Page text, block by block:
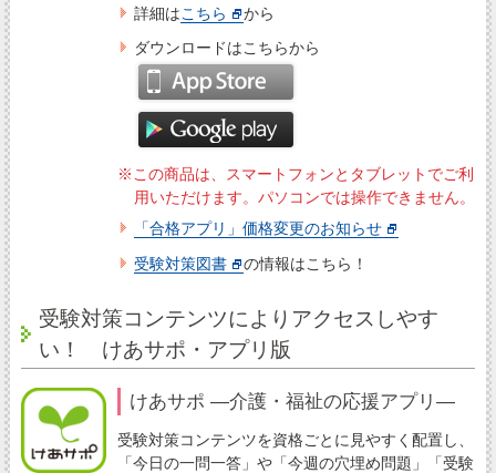
詳細はこちら
から
ダウンロードはこちらから
※この商品は、スマートフォンとタブレットでご利
用いただけます。パソコンでは操作できません。
「合格アプリ」価格変更のお知らせ
受験対策図書
の情報はこちら！
受験対策コンテンツによりアクセスしやす
い！ けあサポ・アプリ版
けあサポ ―介護・福祉の応援アプリ―
受験対策コンテンツを資格ごとに見やすく配置し、
「今日の一問一答」や「今週の穴埋め問題」「受験